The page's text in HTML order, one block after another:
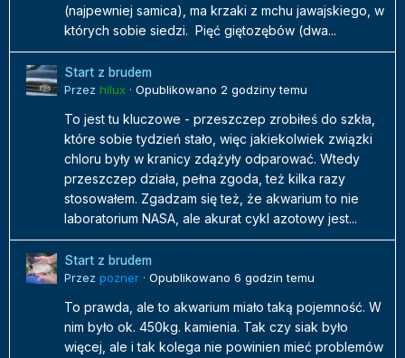
(najpewniej samica), ma krzaki z mchu jawajskiego, w
których sobie siedzi. Pięć giętozębów (dwa...
Start z brudem
Przez hilux · Opublikowano 2 godziny temu
To jest tu kluczowe - przeszczep zrobiłeś do szkła,
które sobie tydzień stało, więc jakiekolwiek związki
chloru były w kranicy zdążyły odparować. Wtedy
przeszczep działa, pełna zgoda, też kilka razy
stosowałem. Zgadzam się też, że akwarium to nie
laboratorium NASA, ale akurat cykl azotowy jest...
Start z brudem
Przez pozner · Opublikowano 6 godzin temu
To prawda, ale to akwarium miało taką pojemność. W
nim było ok. 450kg. kamienia. Tak czy siak było
więcej, ale i tak kolega nie powinien mieć problemów